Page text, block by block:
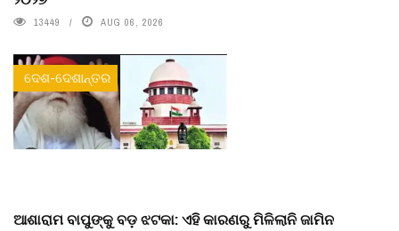
13449 AUG 06, 2026
ଦେଶ-ଦେଶାନ୍ତର
ଆଶାରାମ ବାପୁଙ୍କୁ ବଡ଼ ଝଟକା: ଏହି କାରଣରୁ ମିଳିଲାନି ଜାମିନ